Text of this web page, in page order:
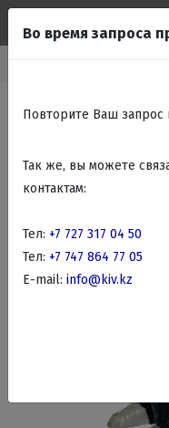
Во время запроса
Повторите Ваш запрос
Так же, вы можете
контактам:
Тел: +7 727 317 04 50
Тел: +7 747 864 77 05
E-mail: info@kiv.kz